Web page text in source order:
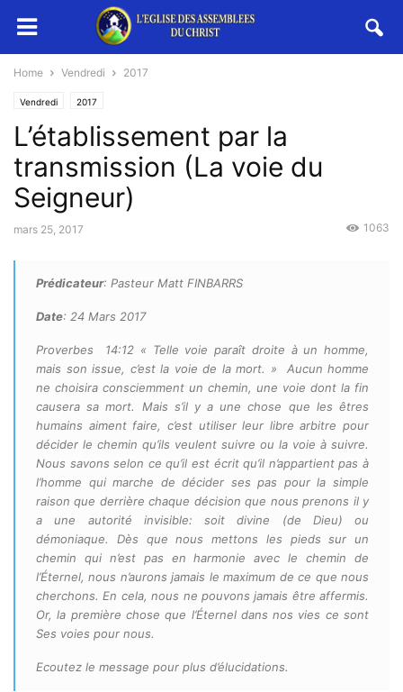
Home Vendredi 2017
Vendredi 2017
L’établissement par la
transmission (La voie du
Seigneur)
mars 25, 2017 1063
Prédicateur: Pasteur Matt FINBARRS
Date: 24 Mars 2017
Proverbes 14:12 « Telle voie paraît droite à un homme,
mais son issue, c’est la voie de la mort. » Aucun homme
ne choisira consciemment un chemin, une voie dont la fin
causera sa mort. Mais s’il y a une chose que les êtres
humains aiment faire, c’est utiliser leur libre arbitre pour
décider le chemin qu’ils veulent suivre ou la voie à suivre.
Nous savons selon ce qu’il est écrit qu’il n’appartient pas à
l’homme qui marche de décider ses pas pour la simple
raison que derrière chaque décision que nous prenons il y
a une autorité invisible: soit divine (de Dieu) ou
démoniaque. Dès que nous mettons les pieds sur un
chemin qui n’est pas en harmonie avec le chemin de
l’Éternel, nous n’aurons jamais le maximum de ce que nous
cherchons. En cela, nous ne pouvons jamais être affermis.
Or, la première chose que l’Éternel dans nos vies ce sont
Ses voies pour nous.
Ecoutez le message pour plus d’élucidations.